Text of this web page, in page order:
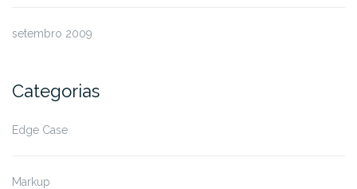
setembro 2009
Categorias
Edge Case
Markup